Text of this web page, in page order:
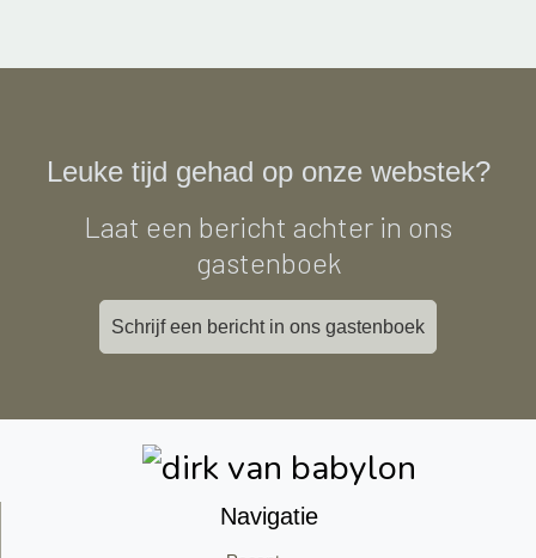
Leuke tijd gehad op onze webstek?
Laat een bericht achter in ons
gastenboek
Schrijf een bericht in ons gastenboek
Navigatie